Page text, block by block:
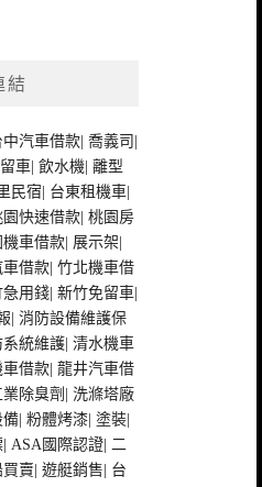
結
中汽車借款 |喬義司
車 |飲水機 |離型
民宿 台東租機車
園快速借款 |桃園房
機車借款 展示架
車借款 |竹北機車借
急用錢 |新竹免留車
|消防設備維護保
系統維護 |清水機車
車借款 |龍井汽車借
除臭劑
洗滌塔廠
備 |粉體烤漆 |塗裝
|ASA國際認證 |二
買賣 |遊艇銷售 台